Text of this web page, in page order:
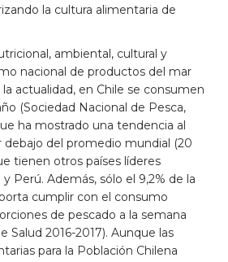
la cultura alimentaria de
ambiental, cultural y
nacional de productos del mar
actualidad, en Chile se consumen
(Sociedad Nacional de Pesca,
ha mostrado una tendencia al
debajo del promedio mundial (20
tienen otros países líderes
Perú. Además, sólo el 9,2% de la
cumplir con el consumo
de pescado a la semana
Salud 2016-2017). Aunque las
para la Población Chilena